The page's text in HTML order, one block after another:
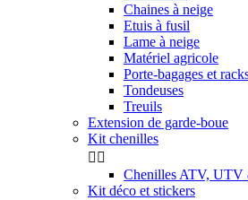
Chaines à neige
Etuis à fusil
Lame à neige
Matériel agricole
Porte-bagages et
Tondeuses
Treuils
Extension de garde-boue
Kit chenilles
 
Chenilles ATV, UTV
Kit déco et stickers